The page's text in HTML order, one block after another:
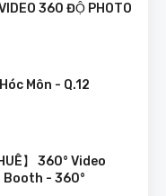
360 ĐỘ PHOTO
Môn - Q.12
】 360° Video
Booth - 360°